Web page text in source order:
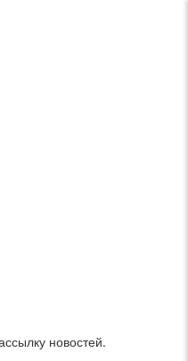
новостей.